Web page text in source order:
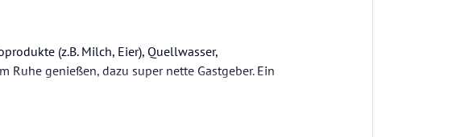
(z.B. Milch, Eier), Quellwasser,
genießen, dazu super nette Gastgeber. Ein